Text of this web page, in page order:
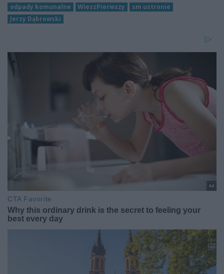
odpady komunalne
WieszPierwszy
sm ustronie
Jerzy Dąbrowski